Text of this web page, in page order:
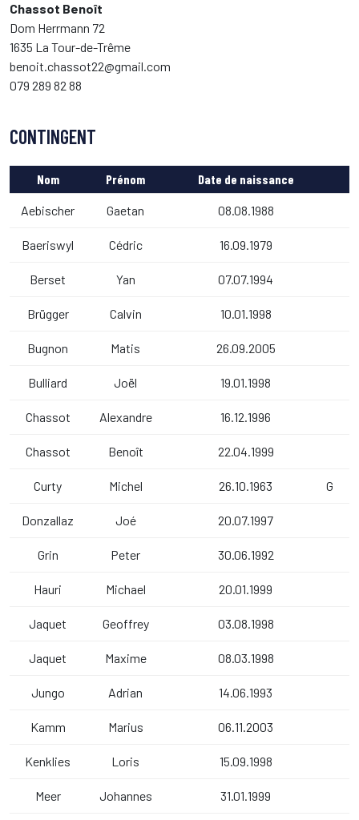
Chassot Benoît
Dom Herrmann 72
1635 La Tour-de-Trême
benoit.chassot22@gmail.com
079 289 82 88
CONTINGENT
Nom Prénom Date de naissance
Aebischer Gaetan 08.08.1988
Baeriswyl Cédric 16.09.1979
Berset Yan 07.07.1994
Brügger Calvin 10.01.1998
Bugnon Matis 26.09.2005
Bulliard Joël 19.01.1998
Chassot Alexandre 16.12.1996
Chassot Benoît 22.04.1999
Curty Michel 26.10.1963 G
Donzallaz Joé 20.07.1997
Grin Peter 30.06.1992
Hauri Michael 20.01.1999
Jaquet Geoffrey 03.08.1998
Jaquet Maxime 08.03.1998
Jungo Adrian 14.06.1993
Kamm Marius 06.11.2003
Kenklies Loris 15.09.1998
Meer Johannes 31.01.1999